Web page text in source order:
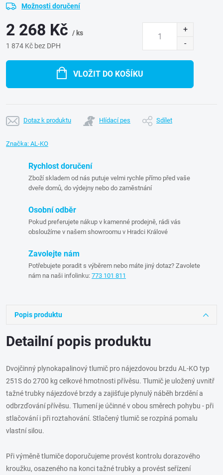
Možnosti doručení
2 268 Kč / ks
1 874 Kč bez DPH
VLOŽIT DO KOŠÍKU
Dotaz k produktu Hlídací pes Sdílet
Značka: AL-KO
Rychlost doručení
Zboží skladem od nás putuje velmi rychle přímo před vaše
dveře domů, do výdejny nebo do zaměstnání
Osobní odběr
Pokud preferujete nákup v kamenné prodejně, rádi vás
obsloužíme v našem showroomu v Hradci Králové
Zavolejte nám
Potřebujete poradit s výběrem nebo máte jiný dotaz? Zavolete
nám na naši infolinku: 773 101 811
Popis produktu
Detailní popis produktu
Dvojčinný plynokapalinový tlumič pro nájezdovou brzdu AL-KO typ
251S do 2700 kg celkové hmotnosti přívěsu. Tlumič je uložený uvnitř
tažné trubky nájezdové brzdy a zajišťuje plynulý náběh brzdění a
odbrzďování přívěsu. Tlumení je účinné v obou směrech pohybu - při
stlačování i při roztahování. Stlačený tlumič se rozpíná pomalu
vlastní silou.
Při výměně tlumiče doporučujeme provést kontrolu dorazového
kroužku, osazeného na konci tažné trubky a provést seřízení